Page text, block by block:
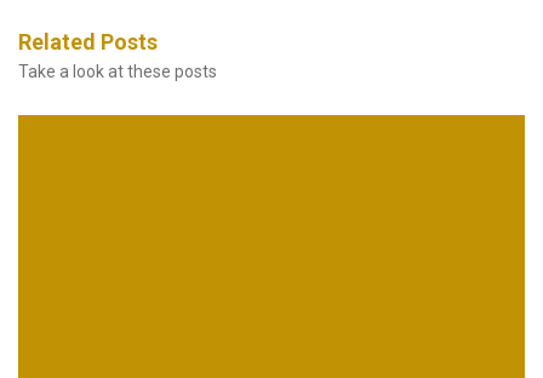
Related Posts
Take a look at these posts